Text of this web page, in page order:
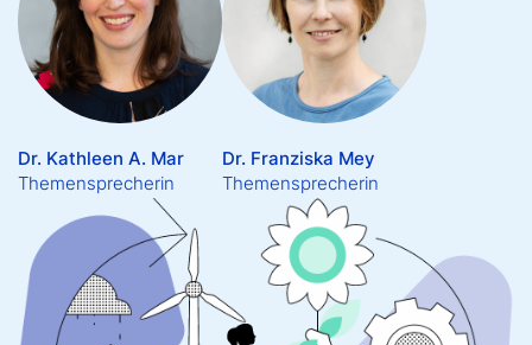
Dr. Kathleen A. Mar
Themensprecherin
Dr. Franziska Mey
Themensprecherin